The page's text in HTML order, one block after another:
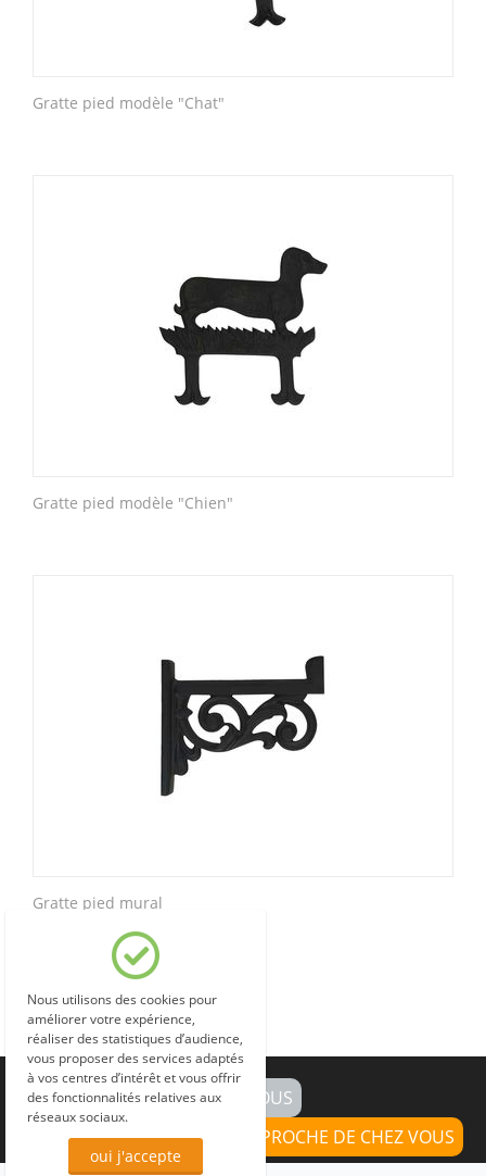
Gratte pied modèle "Chat"
Gratte pied modèle "Chien"
Gratte pied mural
CONTACTEZ-NOUS
TROUVEZ UN REVENDEUR PROCHE DE CHEZ VOUS
Nous utilisons des cookies pour
améliorer votre expérience,
réaliser des statistiques d’audience,
vous proposer des services adaptés
à vos centres d’intérêt et vous offrir
des fonctionnalités relatives aux
réseaux sociaux.
oui j'accepte